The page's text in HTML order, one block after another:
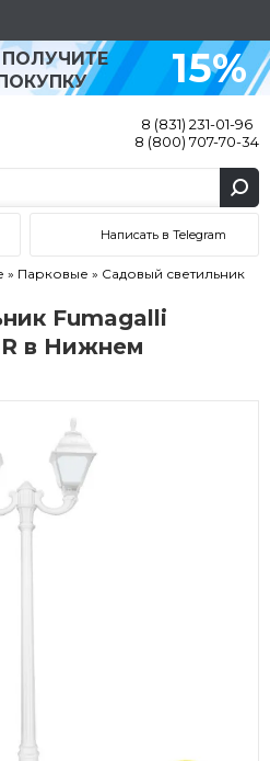
15%
8 (831) 231-01-96
8 (800) 707-70-34
Написать в Telegram
» Парковые » Садовый светильник
Fumagalli
в Нижнем